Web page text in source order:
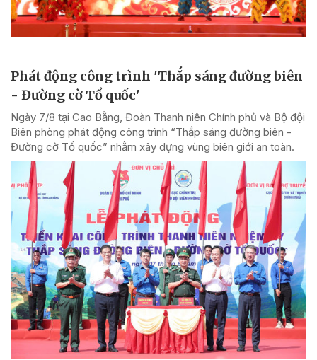
Phát động công trình 'Thắp sáng đường biên
- Đường cờ Tổ quốc'
Ngày 7/8 tại Cao Bằng, Đoàn Thanh niên Chính phủ và Bộ đội
Biên phòng phát động công trình “Thắp sáng đường biên -
Đường cờ Tổ quốc” nhằm xây dựng vùng biên giới an toàn.